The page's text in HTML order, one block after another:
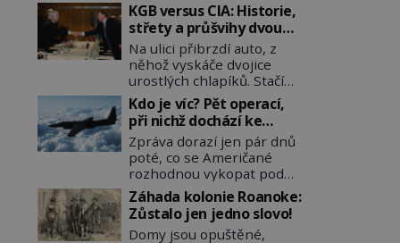
KGB versus CIA: Historie,
střety a průšvihy dvou
nejznámějších tajných
služeb historie
Na ulici přibrzdí auto, z
něhož vyskáče dvojice
urostlých chlapíků. Stačí
pár vteřin a už agresivně
buší na dveře. O další
okamžik později vlečou
nebožáka do auta, a pak už
ho nikdy nikdo nespatří.
Dostal se totiž do rukou
všemocné KGB. Jako
sourozenci, kteří si
nemohou přijít na jméno.
Kdo je víc? Pět operací,
při nichž dochází ke
střetu obou tajných
služeb
Zpráva dorazí jen pár dnů
poté, co se Američané
rozhodnou vykopat pod
východní částí Berlína
několik stovek metrů
dlouhý tunel. Sověti na
sobě nenechají nic znát a
Záhada kolonie Roanoke:
Zůstalo jen jedno slovo!
Domy jsou opuštěné,